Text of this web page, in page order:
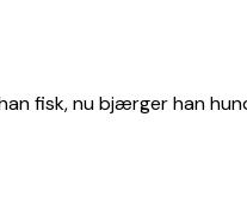
fisk, nu bjærger han